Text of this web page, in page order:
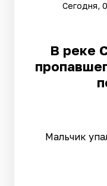
Сегодня,
В реке
Мальчик